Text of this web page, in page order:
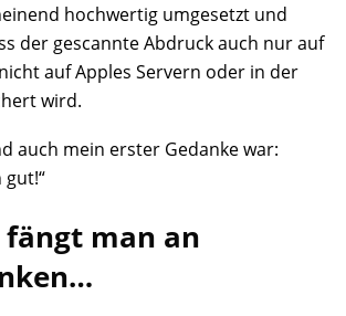
hochwertig umgesetzt und
der gescannte Abdruck auch nur auf
auf Apples Servern oder in der
wird.
auch mein erster Gedanke war:
gut!“
fängt man an